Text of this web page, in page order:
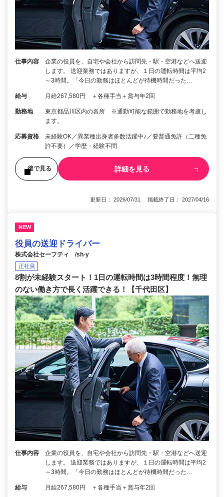
仕事内容
企業の役員を、自宅や会社から訪問先・駅・空港などへ送迎
します。 送迎業務ではありますが、１日の運転時間は平均2
～3時間。「今日の勤務はほとんどが待機時間だった…
給与 月給267,580円 ＋各種手当＋賞与年2回
勤務地
東京都品川区内の各所 ※通勤可能な範囲で勤務地を考慮し
ます。
応募資格
未経験OK／異業種出身者多数活躍中♪／要普通免許（二種免
許不要）／学歴・経験不問
後で見る 詳細を見る
更新日： 2026/07/31 掲載終了日： 2027/04/16
NEW
役員の送迎ドライバー
株式会社セーフティ /sh-y
正社員
8割が未経験スタート！1日の運転時間は3時間程度！無理
のない働き方で長く活躍できる！【千代田区】
仕事内容
企業の役員を、自宅や会社から訪問先・駅・空港などへ送迎
します。 送迎業務ではありますが、１日の運転時間は平均2
～3時間。「今日の勤務はほとんどが待機時間だった…
給与 月給267,580円 ＋各種手当＋賞与年2回